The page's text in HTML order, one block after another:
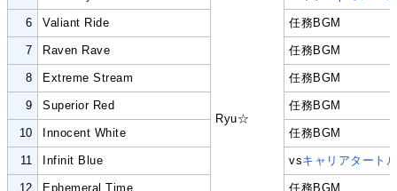
Ryu☆
6 Valiant Ride 任務BGM
7 Raven Rave 任務BGM
8 Extreme Stream 任務BGM
9 Superior Red 任務BGM
10 Innocent White 任務BGM
11 Infinit Blue vsキャリアタート
12 Ephemeral Time 任務BGM